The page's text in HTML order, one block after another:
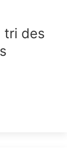
tri des